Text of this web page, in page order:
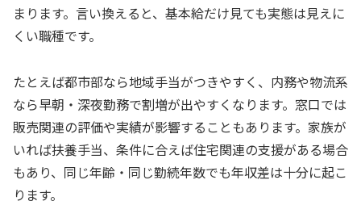
まります。言い換えると、基本給だけ見ても実態は見えに
くい職種です。
たとえば都市部なら地域手当がつきやすく、内務や物流系
なら早朝・深夜勤務で割増が出やすくなります。窓口では
販売関連の評価や実績が影響することもあります。家族が
いれば扶養手当、条件に合えば住宅関連の支援がある場合
もあり、同じ年齢・同じ勤続年数でも年収差は十分に起こ
ります。